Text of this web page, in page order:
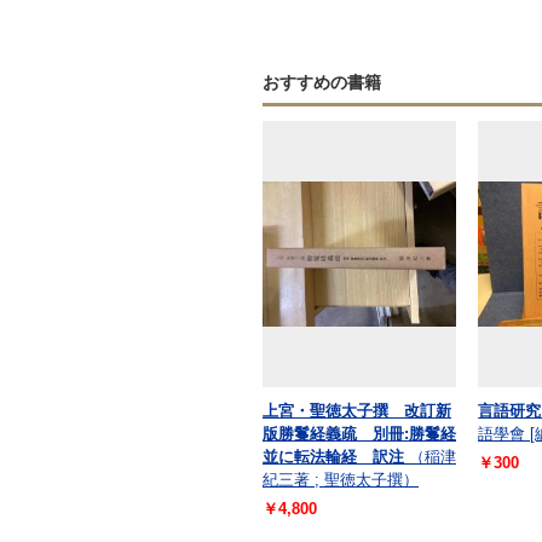
おすすめの書籍
上宮・聖徳太子撰 改訂新
版勝鬘経義疏 別冊:勝鬘経
並に転法輪経 訳注
（稲津
紀三著 ; 聖徳太子撰）
￥4,800
言語研
語學會 [
￥300